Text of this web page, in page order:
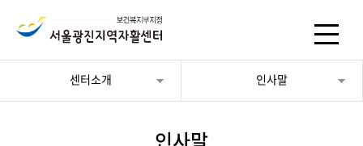
센터소개 인사말